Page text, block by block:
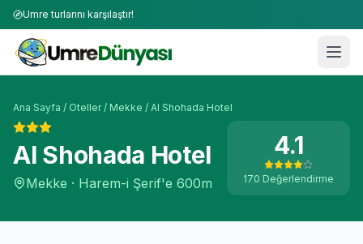
Umre turlarını karşılaştır!
Ana Sayfa / Oteller/ Mekke / Al Shohada Hotel
Al Shohada Hotel
Mekke · Harem-i Şerif'e 600m
4.1
170 Değerlendirme